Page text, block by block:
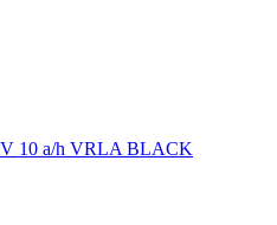
10 a/h VRLA BLACK